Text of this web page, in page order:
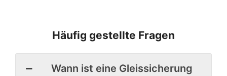
Häufig gestellte Fragen
Wann ist eine Gleissicherung